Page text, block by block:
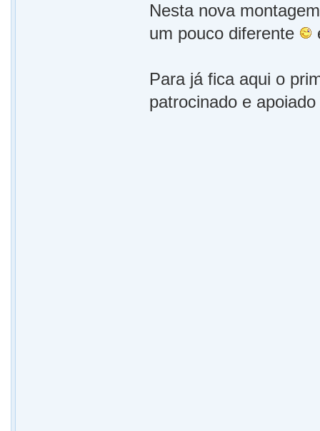
Nesta nova
um pouco diferente
Para já fica aqui o
patrocinado e